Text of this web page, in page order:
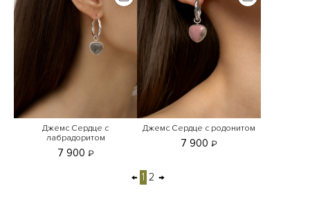
Джемс Сердце с
лабрадоритом
7 900 ₽
Джемс Сердце с родонитом
7 900₽
← 1 2 →